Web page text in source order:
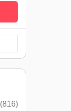
(816)